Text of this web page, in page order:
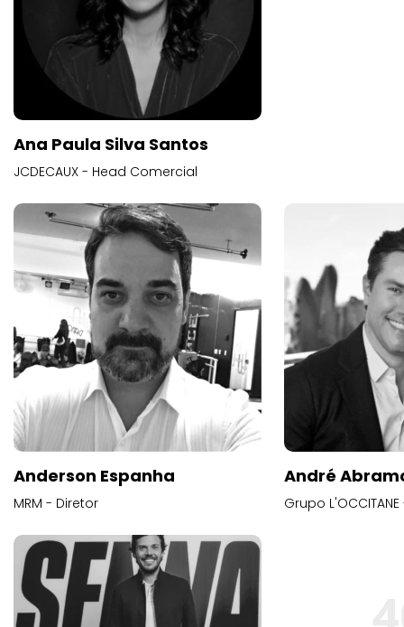
Ana Paula Silva Santos
JCDECAUX - Head Comercial
Anderson Espanha
MRM - Diretor
André
Grupo